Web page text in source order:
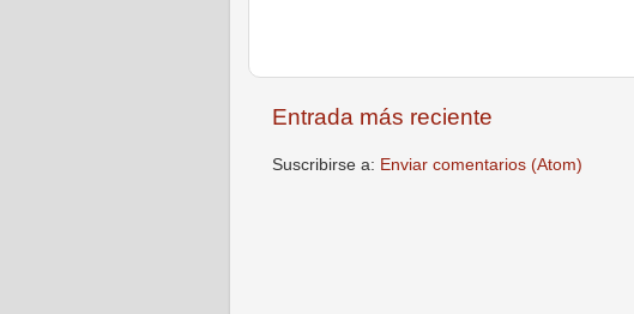
Entrada más reciente
Suscribirse a: Enviar comentarios (Atom)